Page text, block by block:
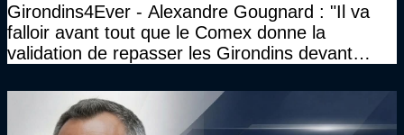
Girondins4Ever - Alexandre Gougnard : "Il va
falloir avant tout que le Comex donne la
validation de repasser les Girondins devant